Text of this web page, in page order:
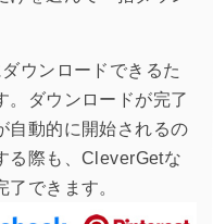
ウンロードできるた
。ダウンロードが完了
自動的に開始されるの
る際も、CleverGetな
できます。